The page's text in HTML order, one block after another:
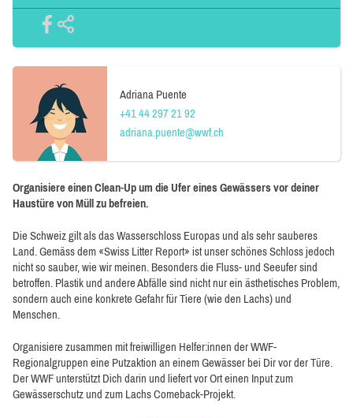
Adriana Puente
+41 44 297 21 92
adriana.puente@wwf.ch
Organisiere einen Clean-Up um die Ufer eines Gewässers vor deiner
Haustüre von Müll zu befreien.
Die Schweiz gilt als das Wasserschloss Europas und als sehr sauberes
Land. Gemäss dem «Swiss Litter Report» ist unser schönes Schloss jedoch
nicht so sauber, wie wir meinen. Besonders die Fluss- und Seeufer sind
betroffen. Plastik und andere Abfälle sind nicht nur ein ästhetisches Problem,
sondern auch eine konkrete Gefahr für Tiere (wie den Lachs) und
Menschen.
Organisiere zusammen mit freiwilligen Helfer:innen der WWF-
Regionalgruppen eine Putzaktion an einem Gewässer bei Dir vor der Türe.
Der WWF unterstützt Dich darin und liefert vor Ort einen Input zum
Gewässerschutz und zum Lachs Comeback-Projekt.